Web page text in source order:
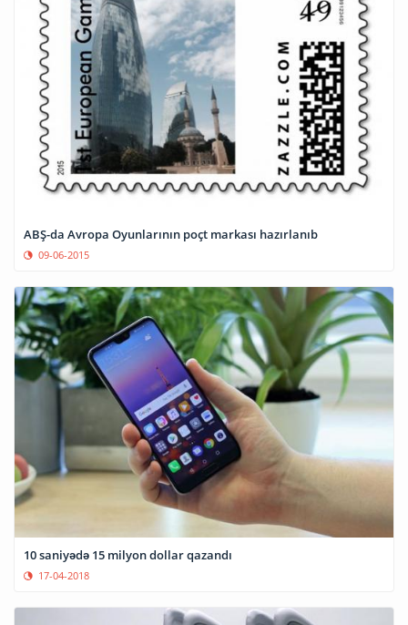
ABŞ-da Avropa Oyunlarının poçt markası hazırlanıb
09-06-2015
10 saniyədə 15 milyon dollar qazandı
17-04-2018